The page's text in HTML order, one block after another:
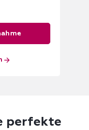
perfekte